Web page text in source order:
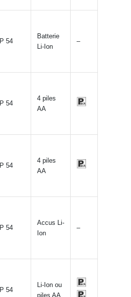
IP 54
Batterie
Li-Ion
–
IP 54
4 piles
AA
IP 54
4 piles
AA
IP 54
Accus Li-
Ion
–
IP 54
Li-Ion ou
piles AA